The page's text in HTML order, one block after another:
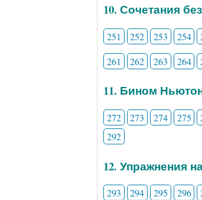
10. Сочетания
251 252 253 254
261
262 263 264
11. Бином
272 273 274 275
292
12. Упражнения
293 294 295 296